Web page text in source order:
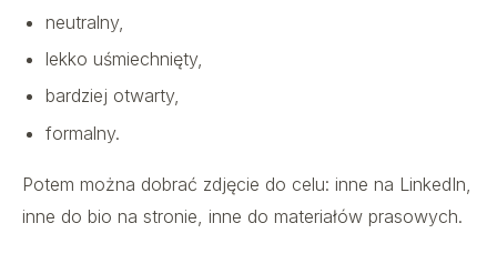
neutralny,
lekko uśmiechnięty,
bardziej otwarty,
formalny.
Potem można dobrać zdjęcie do celu: inne na LinkedIn,
inne do bio na stronie, inne do materiałów prasowych.